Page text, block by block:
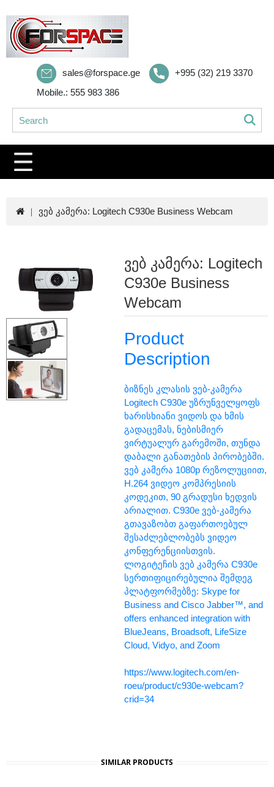
sales@forspace.ge
+995 (32) 219 3370
Mobile.: 555 983 386
ვებ კამერა: Logitech C930e Business Webcam
ვებ კამერა: Logitech
C930e Business
Webcam
Product
Description
ბიზნეს კლასის ვებ-კამერა
Logitech C930e უზრუნველყოფს
ხარისხიანი ვიდოს და ხმის
გადაცემას, ნებისმიერ
ვირტუალურ გარემოში, თუნდა
დაბალი განათების პირობებში.
ვებ კამერა 1080p რეზოლუციით,
H.264 ვიდეო კომპრესიის
კოდეკით, 90 გრადუსი ხედვის
არიალით. C930e ვებ-კამერა
გთავაზობთ გაფართოებულ
შესაძლებლობებს ვიდეო
კონფერენციისთვის.
ლოგიტეჩის ვებ კამერა C930e
სერთიფიცირებულია შემდეგ
პლატფორმებზე: Skype for
Business and Cisco Jabber™, and
offers enhanced integration with
BlueJeans, Broadsoft, LifeSize
Cloud, Vidyo, and Zoom
https://www.logitech.com/en-
roeu/product/c930e-webcam?
crid=34
SIMILAR PRODUCTS